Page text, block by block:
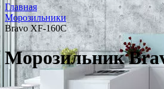
Главная
Морозильники
Bravo XF-160C
Морозильник